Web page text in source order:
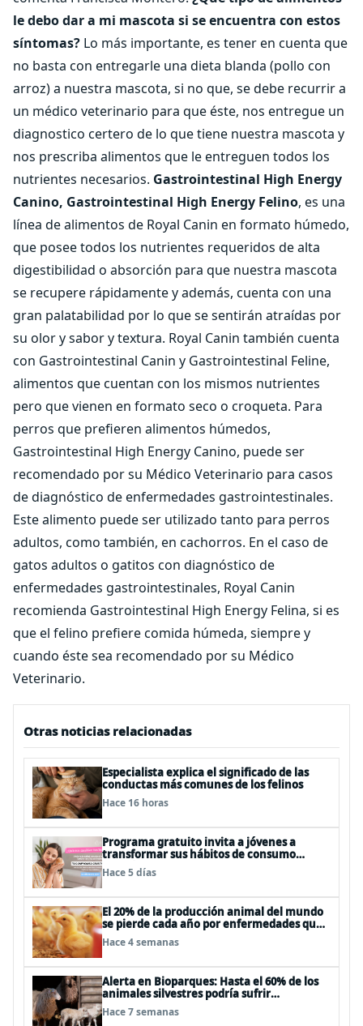
le debo dar a mi mascota si se encuentra con estos
síntomas? Lo más importante, es tener en cuenta que
no basta con entregarle una dieta blanda (pollo con
arroz) a nuestra mascota, si no que, se debe recurrir a
un médico veterinario para que éste, nos entregue un
diagnostico certero de lo que tiene nuestra mascota y
nos prescriba alimentos que le entreguen todos los
nutrientes necesarios. Gastrointestinal High Energy
Canino, Gastrointestinal High Energy Felino, es una
línea de alimentos de Royal Canin en formato húmedo,
que posee todos los nutrientes requeridos de alta
digestibilidad o absorción para que nuestra mascota
se recupere rápidamente y además, cuenta con una
gran palatabilidad por lo que se sentirán atraídas por
su olor y sabor y textura. Royal Canin también cuenta
con Gastrointestinal Canin y Gastrointestinal Feline,
alimentos que cuentan con los mismos nutrientes
pero que vienen en formato seco o croqueta. Para
perros que prefieren alimentos húmedos,
Gastrointestinal High Energy Canino, puede ser
recomendado por su Médico Veterinario para casos
de diagnóstico de enfermedades gastrointestinales.
Este alimento puede ser utilizado tanto para perros
adultos, como también, en cachorros. En el caso de
gatos adultos o gatitos con diagnóstico de
enfermedades gastrointestinales, Royal Canin
recomienda Gastrointestinal High Energy Felina, si es
que el felino prefiere comida húmeda, siempre y
cuando éste sea recomendado por su Médico
Veterinario.
Otras noticias relacionadas
Especialista explica el significado de las
conductas más comunes de los felinos
Hace 16 horas
Programa gratuito invita a jóvenes a
transformar sus hábitos de consumo
cosmético, alimenticio y de moda
Hace 5 días
El 20% de la producción animal del mundo
se pierde cada año por enfermedades que
se pueden evitar
Hace 4 semanas
Alerta en Bioparques: Hasta el 60% de los
animales silvestres podría sufrir
desnutrición por dietas mal formuladas
Hace 7 semanas